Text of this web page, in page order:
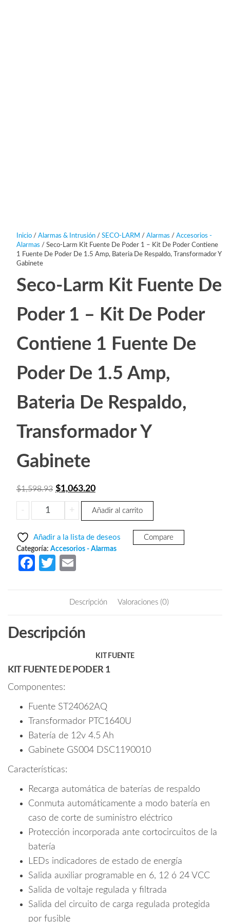
Inicio/ Alarmas & Intrusión/ SECO-LARM / Alarmas / Accesorios -
Alarmas / Seco-Larm Kit Fuente De Poder 1 – Kit De Poder Contiene
1 Fuente De Poder De 1.5 Amp, Bateria De Respaldo, Transformador Y
Gabinete
Seco-Larm Kit Fuente De
Poder 1 – Kit De Poder
Contiene 1 Fuente De
Poder De 1.5 Amp,
Bateria De Respaldo,
Transformador Y
Gabinete
$1,598.93 El
precio
original
$1,598.93.
$1,063.20El
precio
$1,063.20.
-
Seco-
Larm
Fuente
De
Poder
Poder
Contiene
Fuente
Poder
De
1.5
De
Respaldo,
Y
Gabinete
cantidad
+ Añadir al carrito
Añadir a la lista de deseos Compare
Categoría: Accesorios - Alarmas
Fa
o
T
itt
ail
Descripción Valoraciones (0)
Descripción
KIT FUENTE
KIT FUENTE DE PODER 1
Componentes:
Fuente ST24062AQ
Transformador PTC1640U
Batería de 12v 4.5 Ah
Gabinete GS004 DSC1190010
Características:
Recarga automática de baterías de respaldo
Conmuta automáticamente a modo batería en
caso de corte de suministro eléctrico
Protección incorporada ante cortocircuitos de la
batería
LEDs indicadores de estado de energía
Salida auxiliar programable en 6, 12 ó 24 VCC
Salida de voltaje regulada y filtrada
Salida del circuito de carga regulada protegida
por fusible